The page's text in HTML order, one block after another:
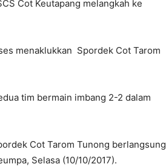
Cot Keutapang melangkah ke
menaklukkan Spordek Cot Tarom
tim bermain imbang 2-2 dalam
Cot Tarom Tunong berlangsung
Selasa (10/10/2017).